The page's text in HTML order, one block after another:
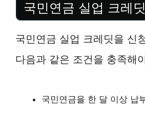
국민연금 실업 크레
국민연금 실업 크레딧을 신
다음과 같은 조건을 충족해
국민연금을 한 달 이상 납